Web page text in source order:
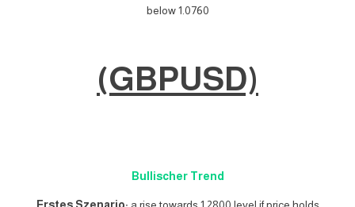
below 1.0760
(GBPUSD)
Bullischer Trend